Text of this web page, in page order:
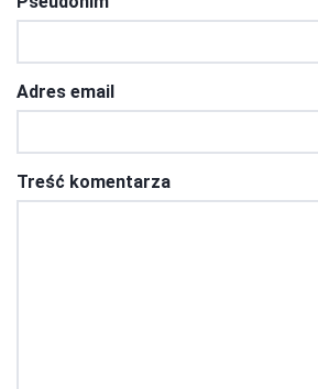
Adres email
Treść komentarza